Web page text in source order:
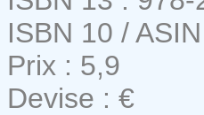
ISBN 10 /
Prix : 5,9
Devise : €